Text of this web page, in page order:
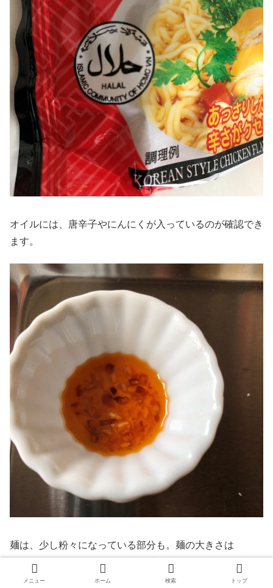
オイルには、唐辛子やにんにくが入っているのが確認でき
ます。
麺は、少し粉々になっている部分も。麺の大きさは
12×8.5cmくらいですので、麺が入る大きさの丼を用意し
ましょう！
メニュー ホーム 検索 トップ